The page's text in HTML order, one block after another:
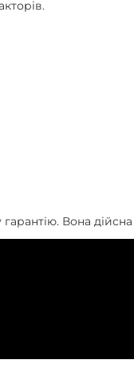
Вона дійсна